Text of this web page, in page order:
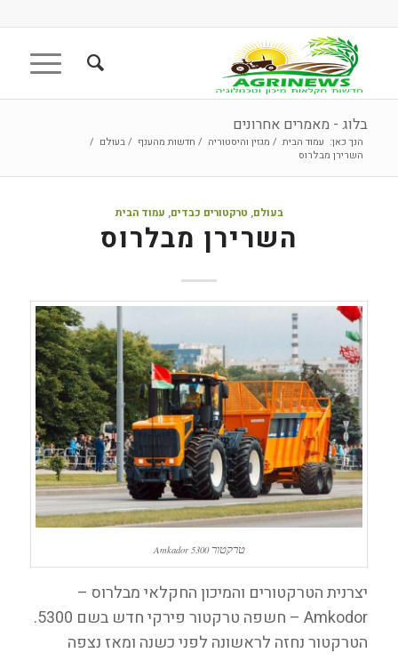
בלוג - מאמרים אחרונים
הנך כאן: עמוד הבית / מגזין והיסטוריה / חדשות מהענף / בעולם /
השרירן מבלרוס
בעולם, טרקטורים כבדים, עמוד הבית
השרירן מבלרוס
טרקטורAmkador 5300
יצרנית הטרקטורים והמיכון החקלאי מבלרוס –
Amkodor – חשפה טרקטור פירקי חדש בשם 5300.
הטרקטור נחזה לראשונה לפני כשנה ומאז נצפה